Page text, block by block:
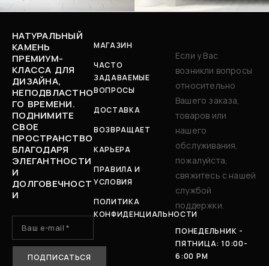
НАТУРАЛЬНЫЙ
КАМЕНЬ
ПРЕМИУМ-
КЛАССА ДЛЯ
ДИЗАЙНА,
НЕПОДВЛАСТНО
ГО ВРЕМЕНИ.
ПОДНИМИТЕ
СВОЕ
ПРОСТРАНСТВО
БЛАГОДАРЯ
ЭЛЕГАНТНОСТИ
И
ДОЛГОВЕЧНОСТ
И
МАГАЗИН
ЧАСТО
ЗАДАВАЕМЫЕ
ВОПРОСЫ
ДОСТАВКА
ВОЗВРАЩАЕТ
КАРЬЕРА
ПРАВИЛА И
УСЛОВИЯ
ПОЛИТИКА
КОНФИДЕНЦИАЛЬНОСТИ
Если у Вас
возникли вопросы
относительно
Вашего заказа,
товаров или
нашего
обслуживания,
пожалуйста,
свяжитесь с нашей
службой
поддержки.
ПОНЕДЕЛЬНИК -
ПЯТНИЦА: 10:00-
6:00 PM